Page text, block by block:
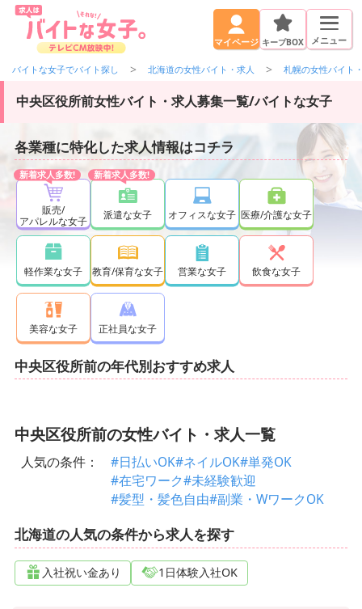
マイページ キープBOX メニュー
バイトな女子でバイト探し 北海道の女性バイト・求人 札幌の女性バイト
中央区役所前女性バイト・求人募集一覧/バイトな女子
各業種に特化した求人情報はコチラ
販売/
アパレルな女子
派遣な女子 オフィスな女子 医療/介護な女子
軽作業な女子 教育/保育な女子 営業な女子 飲食な女子
美容な女子 正社員な女子
中央区役所前の年代別おすすめ求人
中央区役所前の女性バイト・求人一覧
人気の条件： #日払いOK#ネイルOK#単発OK
#在宅ワーク#未経験歓迎
#髪型・髪色自由#副業・WワークOK
北海道の人気の条件から求人を探す
入社祝い金あり 1日体験入社OK